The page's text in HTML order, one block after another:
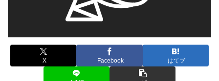
X Facebook はてブ